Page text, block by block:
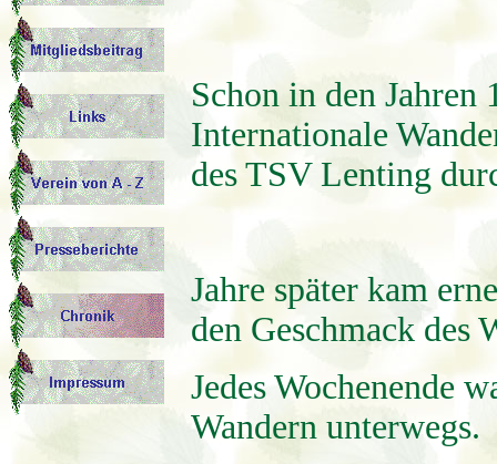
Schon in den
Internationale
des TSV Lenting
Jahre später kam
den Geschmack des
Jedes Wochenende
Wandern unterwegs.